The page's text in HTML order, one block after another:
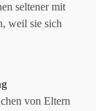
seltener mit
weil sie sich
von Eltern